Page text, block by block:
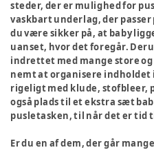
steder, der er mulighed for
vaskbart underlag, der
du være sikker på, at baby
uanset, hvor det foregår.
indrettet med mange store
nemt at organisere indholdet
rigeligt med klude, stofbleer,
også plads til et ekstra sæt
pusletasken, til når det er tid
Er du en af dem, der går